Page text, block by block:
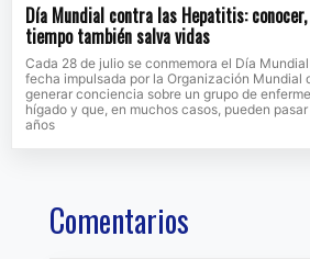
Día Mundial contra las Hepatitis:
tiempo también salva vidas
Cada 28 de julio se conmemora el Día
fecha impulsada por la Organización Mundial
generar conciencia sobre un grupo de
hígado y que, en muchos casos, pueden
años
Comentarios